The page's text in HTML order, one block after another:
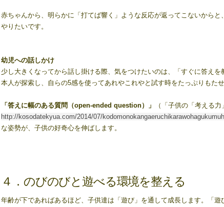
赤ちゃんから、明らかに「打てば響く」ような反応が返ってこないから
やりたいです。
幼児への話しかけ
少し大きくなってから話し掛ける際、気をつけたいのは、「すぐに答え
本人が探索し、自らの5感を使ってあれやこれやと試す時をたっぷりもたせ
「答えに幅のある質問（open-ended question） 」
（「子供の「考える
http://kosodatekyua.com/2014/07/
な姿勢が、子供の好奇心を伸ばします。
４．のびのびと遊べる環境を整える
年齢が下であればあるほど、子供達は「遊び」を通して成長します。「